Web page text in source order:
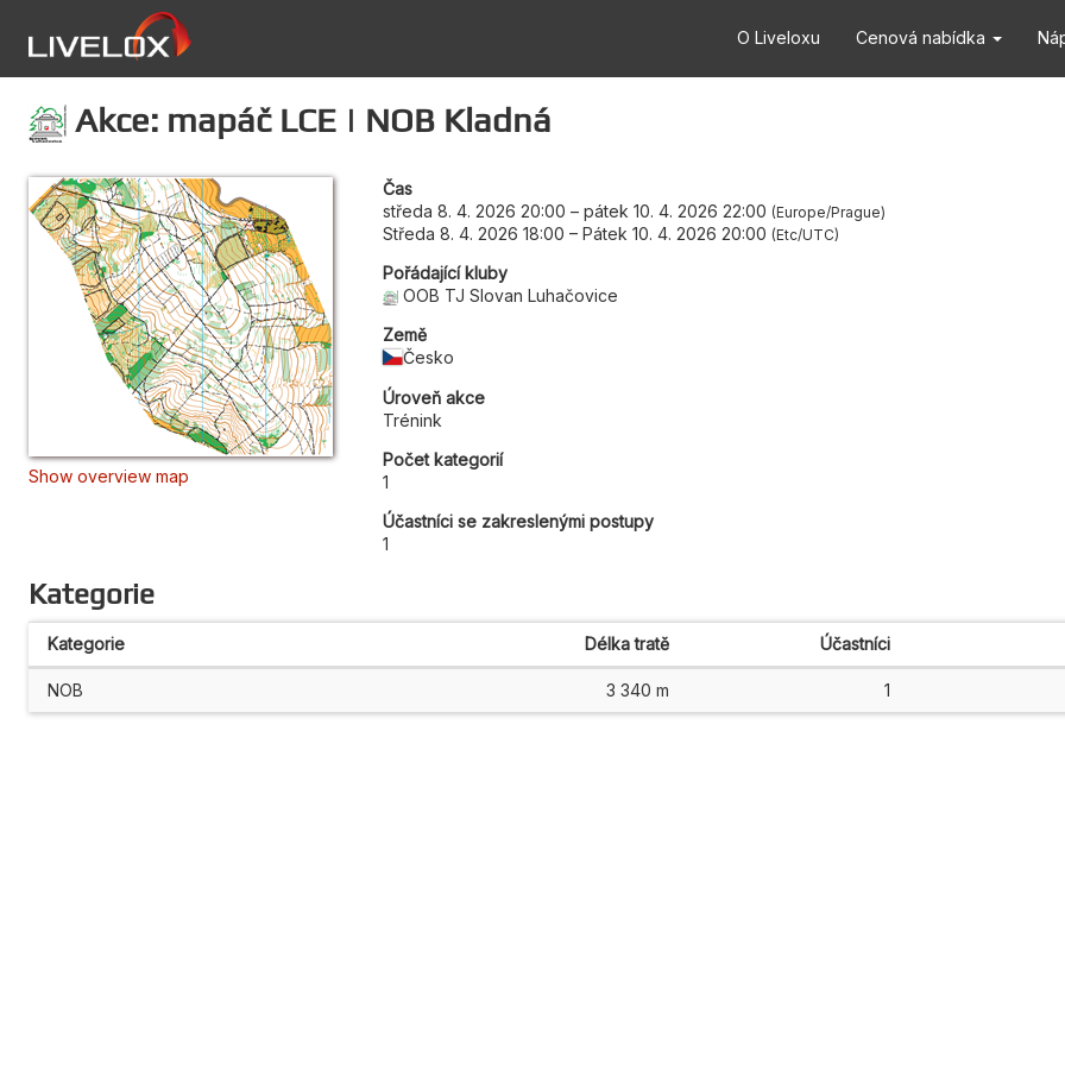
O Liveloxu Cenová nabídka
Akce: mapáč LCE | NOB Kladná
Show overview map
Čas
středa 8. 4. 2026 20:00 – pátek 10. 4. 2026 22:00 Europe/Prague
Středa 8. 4. 2026 18:00 – Pátek 10. 4. 2026 20:00 Etc/UTC
Pořádající kluby
OOB TJ Slovan Luhačovice
Země
Česko
Úroveň akce
Trénink
Počet kategorií
1
Účastníci se zakreslenými postupy
1
Kategorie
Kategorie Délka tratě Účastníci
NOB 3 340 m 1